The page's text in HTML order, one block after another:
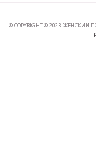
© COPYRIGHT © 2023.